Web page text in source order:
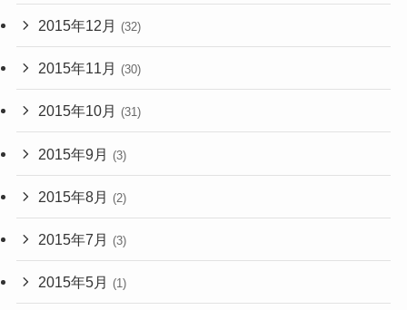
2015年12月 (32)
2015年11月 (30)
2015年10月 (31)
2015年9月 (3)
2015年8月 (2)
2015年7月 (3)
2015年5月 (1)